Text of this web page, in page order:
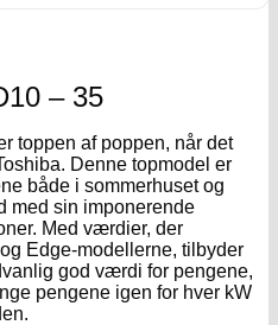
– 35
toppen af poppen, når det
Denne topmodel er
både i sommerhuset og
med sin imponerende
Med værdier, der
Edge-modellerne, tilbyder
god værdi for pengene,
pengene igen for hver kW